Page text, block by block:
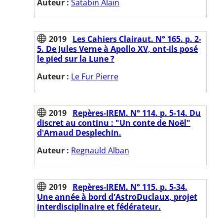
Auteur : Satabin Alain
2019 Les Cahiers Clairaut. N° 165. p. 2-
5. De Jules Verne à Apollo XV, ont-ils posé
le pied sur la Lune ?
Auteur : Le Fur Pierre
2019 Repères-IREM. N° 114. p. 5-14. Du
discret au continu : "Un conte de Noël"
d'Arnaud Desplechin.
Auteur : Regnauld Alban
2019 Repères-IREM. N° 115. p. 5-34.
Une année à bord d'AstroDuclaux, projet
interdisciplinaire et fédérateur.